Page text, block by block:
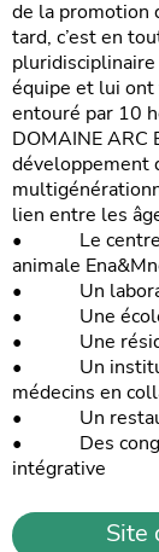
de la promotion
tard, c’est en
équipe et lui ont
entouré par 10
DOMAINE ARC
développement
lien entre les
•
Le
animale
•
Un
•
Une
•
Une
•
Un
médecins en
•
Un
•
Des
intégrative
Site